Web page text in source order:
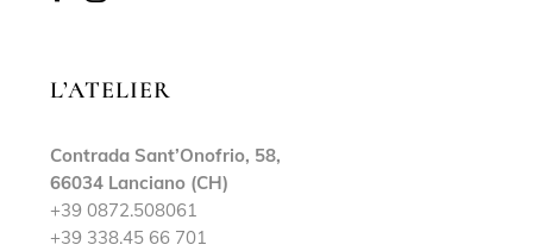
L’ATELIER
Contrada Sant’Onofrio, 58,
66034 Lanciano (CH)
+39 0872.508061
+39 338.45 66 701